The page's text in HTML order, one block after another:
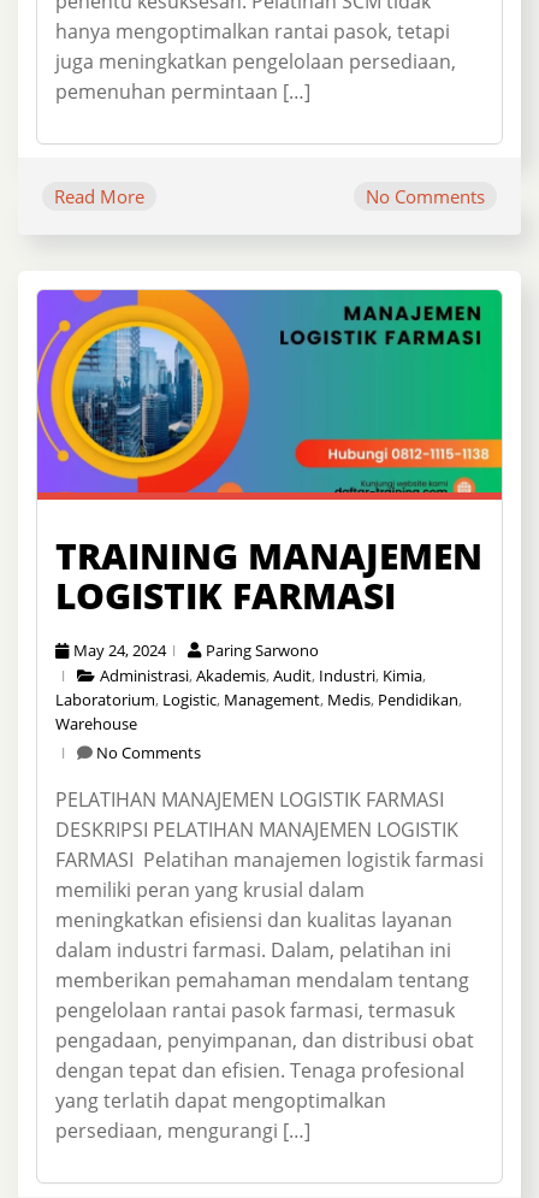
hanya mengoptimalkan rantai pasok, tetapi
juga meningkatkan pengelolaan persediaan,
pemenuhan permintaan […]
Read More No Comments
TRAINING MANAJEMEN
LOGISTIK FARMASI
May 24, 2024
Paring Sarwono
Administrasi,Akademis,Audit, Industri, Kimia,
Laboratorium, Logistic, Management, Medis, Pendidikan,
Warehouse
No Comments
PELATIHAN MANAJEMEN LOGISTIK FARMASI
DESKRIPSI PELATIHAN MANAJEMEN LOGISTIK
FARMASI Pelatihan manajemen logistik farmasi
memiliki peran yang krusial dalam
meningkatkan efisiensi dan kualitas layanan
dalam industri farmasi. Dalam, pelatihan ini
memberikan pemahaman mendalam tentang
pengelolaan rantai pasok farmasi, termasuk
pengadaan, penyimpanan, dan distribusi obat
dengan tepat dan efisien. Tenaga profesional
yang terlatih dapat mengoptimalkan
persediaan, mengurangi […]